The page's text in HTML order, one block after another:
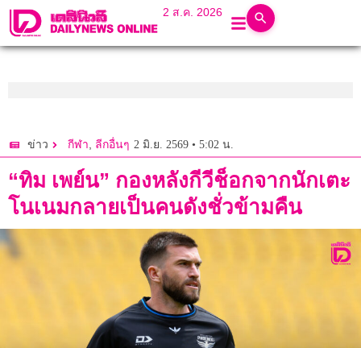
2 ส.ค. 2026
ข่าว กีฬา, ลีกอื่นๆ 2 มิ.ย. 2569 • 5:02 น.
“ทิม เพย์น” กองหลังกีวีช็อกจากนักเตะ
โนเนมกลายเป็นคนดังชั่วข้ามคืน